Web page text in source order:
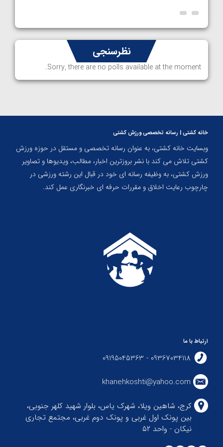
نظرسنجی
Sorry, there are no polls available at the moment.
خانه کشتی | رسانه تخصصی ورزش کشتی
وبسایت خانه کشتی، به عنوان رسانه تخصصی و مستقل در حوزه ورزش
کشتی تلاش می کند با نشر بروزترین اخبار، مطالب، ویدیوها و تصاویر
ورزش کشتی، به وظیفه رسانه ای خود در قبال این رشته ورزشی در
چارچوب رعایت اخلاق و مقررات حرفه ای خبرنگاری عمل کند.
ارتباط با ما
09367034118 - 09195045363
khanehkoshti@yahoo.com
کرج، شاهین ویلا، شهرک یاس، بلوار شهید کلهر جنوبی،
بین پونک اول غربی و پونک دوم غربی، مجتمع تجاری
نیکان - واحد ۵۲